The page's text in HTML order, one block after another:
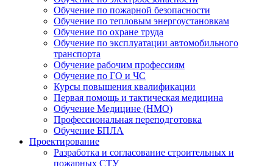
Обучение по пожарной безопасности
Обучение по тепловым энергоустановкам
Обучение по охране труда
Обучение по эксплуатации автомобильного
транспорта
Обучение рабочим профессиям
Обучение по ГО и ЧС
Курсы повышения квалификации
Первая помощь и тактическая медицина
Обучение Медицине (НМО)
Профессиональная переподготовка
Обучение БПЛА
Проектирование
Разработка и согласование строительных и
пожарных СТУ